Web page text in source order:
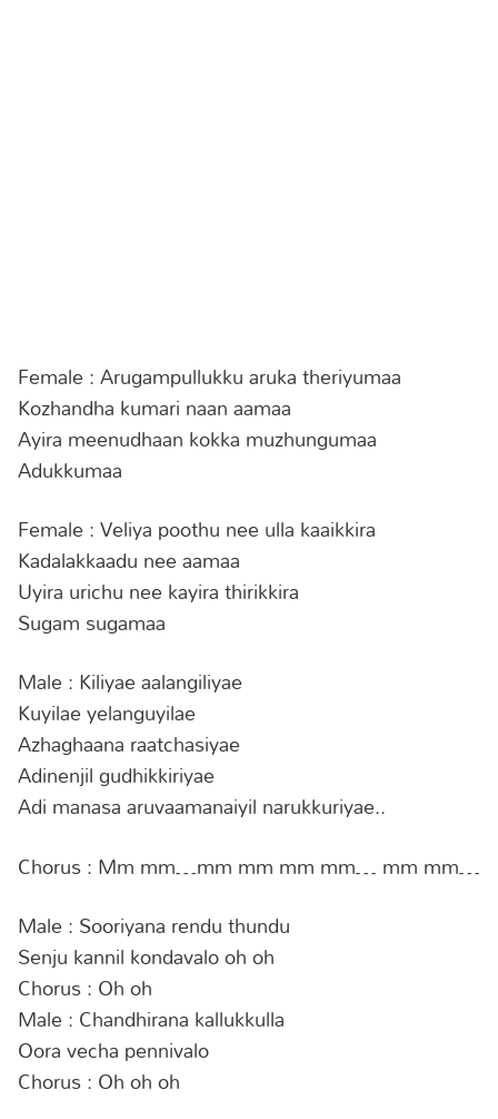
Female : Arugampullukku aruka theriyumaa
Kozhandha kumari naan aamaa
Ayira meenudhaan kokka muzhungumaa
Adukkumaa
Female : Veliya poothu nee ulla kaaikkira
Kadalakkaadu nee aamaa
Uyira urichu nee kayira thirikkira
Sugam sugamaa
Male : Kiliyae aalangiliyae
Kuyilae yelanguyilae
Azhaghaana raatchasiyae
Adinenjil gudhikkiriyae
Adi manasa aruvaamanaiyil narukkuriyae..
Chorus : Mm mm…mm mm mm mm… mm mm…
Male : Sooriyana rendu thundu
Senju kannil kondavalo oh oh
Chorus : Oh oh
Male : Chandhirana kallukkulla
Oora vecha pennivalo
Chorus : Oh oh oh